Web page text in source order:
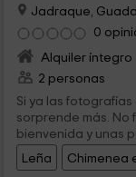
Jadraque,
0
Alquiler íntegro
2 personas
Si ya las
sorprende más.
bienvenida y unas
listo para tu
para caminar por
Leña Chimenea